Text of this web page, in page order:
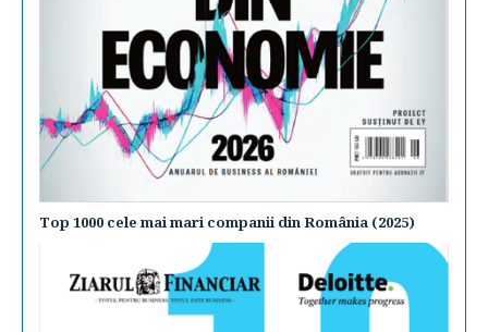
Top 1000 cele mai mari companii din România (2025)